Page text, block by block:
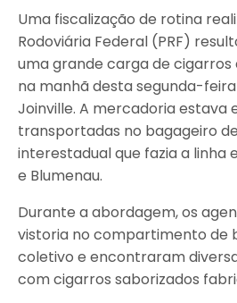
Uma fiscalização de rotina
Rodoviária Federal (PRF)
uma grande carga de
na manhã desta segunda-feira
Joinville. A mercadoria estava
transportadas no bagageiro
interestadual que fazia a linha
e Blumenau.
Durante a abordagem, os
vistoria no compartimento de
coletivo e encontraram
com cigarros saborizados